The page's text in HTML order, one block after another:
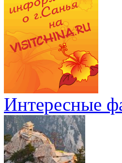
Интересные